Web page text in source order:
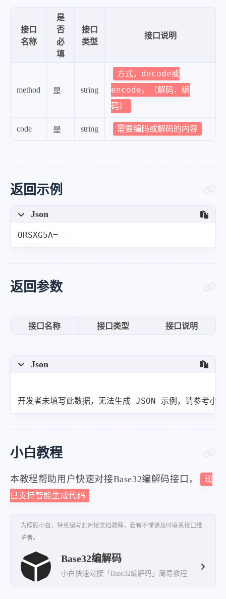
接口
名称
是
否
必
填
接口
类型
接口说明
method 是 string
方式，decode或
encode。（解码，编
码）
code 是 string 需要编码或解码的内容
返回示例
Json
ORSXG5A=
返回参数
接口名称 接口类型 接口说明
Json
开发者未填写此数据，无法生成 JSON 示例，请参考小
小白教程
本教程帮助用户快速对接Base32编解码接口，
现
已支持智能生成代码
为照顾小白，特意编写此对接文档教程，若有不懂请及时联系接口维
护者。
Base32编解码
小白快速对接「Base32编解码」简易教程